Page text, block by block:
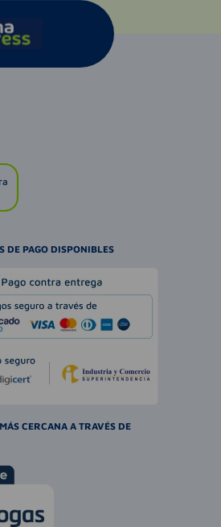
DE PAGO DISPONIBLES
CERCANA A TRAVÉS DE